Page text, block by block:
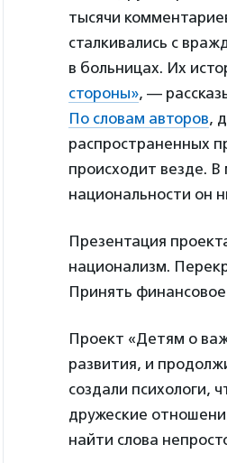
тысячи
сталкивались с
в больницах. Их
стороны», —
По словам авторов,
распространенных
происходит везде.
национальности он
Презентация
национализм.
Принять
Проект «Детям о
развития, и
создали психологи,
дружеские
найти слова